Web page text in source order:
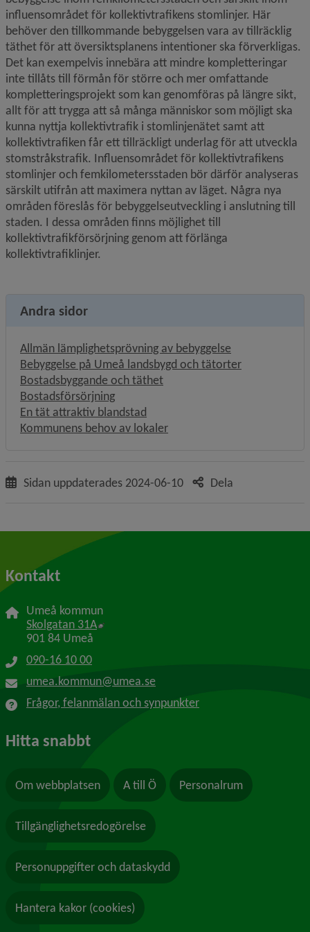
influensområdet för kollektivtrafikens stomlinjer. Här
behöver den tillkommande bebyggelsen vara av tillräcklig
täthet för att översiktsplanens intentioner ska förverkligas.
Det kan exempelvis innebära att mindre kompletteringar
inte tillåts till förmån för större och mer omfattande
kompletteringsprojekt som kan genomföras på längre sikt,
allt för att trygga att så många människor som möjligt ska
kunna nyttja kollektivtrafik i stomlinjenätet samt att
kollektivtrafiken får ett tillräckligt underlag för att utveckla
stomstråkstrafik. Influensområdet för kollektivtrafikens
stomlinjer och femkilometersstaden bör därför analyseras
särskilt utifrån att maximera nyttan av läget. Några nya
områden föreslås för bebyggelseutveckling i anslutning till
staden. I dessa områden finns möjlighet till
kollektivtrafikförsörjning genom att förlänga
kollektivtrafiklinjer.
Andra sidor
Allmän lämplighetsprövning av bebyggelse
Bebyggelse på Umeå landsbygd och tätorter
Bostadsbyggande och täthet
Bostadsförsörjning
En tät attraktiv blandstad
Kommunens behov av lokaler
Sidan uppdaterades 2024-06-10 Dela
Kontakt
Umeå kommun
Skolgatan 31A Länk till annan webbplats, öppnas i nytt
901 84 Umeå
090-16 10 00
umea.kommun@umea.se
Frågor, felanmälan och synpunkter
Hitta snabbt
Om webbplatsen A till Ö Personalrum
Tillgänglighetsredogörelse
Personuppgifter och dataskydd
Hantera kakor (cookies)